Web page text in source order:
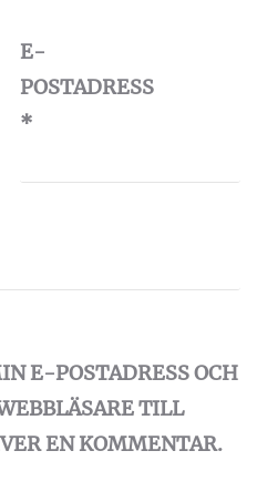
E-
POSTADRESS
*
E-POSTADRESS OCH
TILL
EN KOMMENTAR.